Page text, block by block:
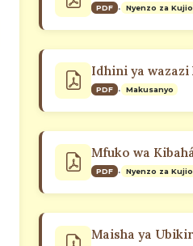
PDF • Nyenzo za
PDF • Makusanyo
Mfuko wa
PDF • Nyenzo za
Maisha ya